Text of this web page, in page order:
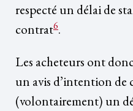
respecté un délai de
contrat6.
Les acheteurs ont
un avis d’intention de
(volontairement) un